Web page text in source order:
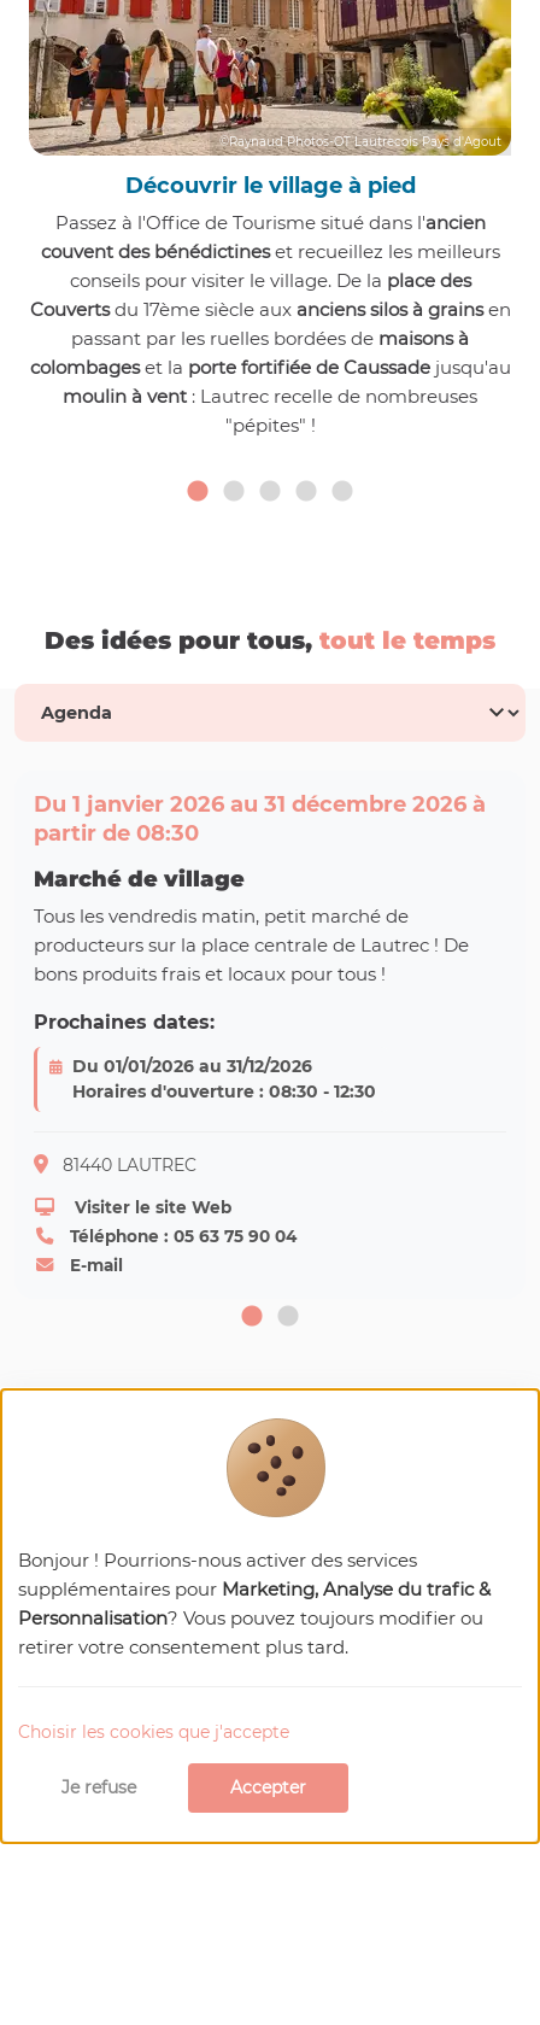
©Raynaud Photos-OT Lautrecois Pays d'Agout
Découvrir le village à pied
Passez à l'Office de Tourisme situé dans l'ancien
couvent des bénédictineset recueillez les meilleurs
conseils pour visiter le village. De la place des
Couvertsdu 17ème siècle aux anciens silos à grainsen
passant par les ruelles bordées de maisons à
colombageset la porte fortifiée de Caussadejusqu'au
moulin à vent : Lautrec recelle de nombreuses
"pépites" !
Des idées pour tous, tout le temps
Du 1 janvier 2026 au 31 décembre 2026 à
partir de 08:30
Marché de village
Tous les vendredis matin, petit marché de
producteurs sur la place centrale de Lautrec ! De
bons produits frais et locaux pour tous !
Prochaines dates:
Du 01/01/2026 au 31/12/2026
Horaires d'ouverture : 08:30 - 12:30
81440 LAUTREC
Visiter le site Web
Téléphone : 05 63 75 90 04
E-mail
recommandations
Bonjour ! Pourrions-nous activer des services
supplémentaires pour Marketing, Analyse du trafic &
Personnalisation? Vous pouvez toujours modifier ou
retirer votre consentement plus tard.
Choisir les cookies que j'accepte
Je refuse Accepter